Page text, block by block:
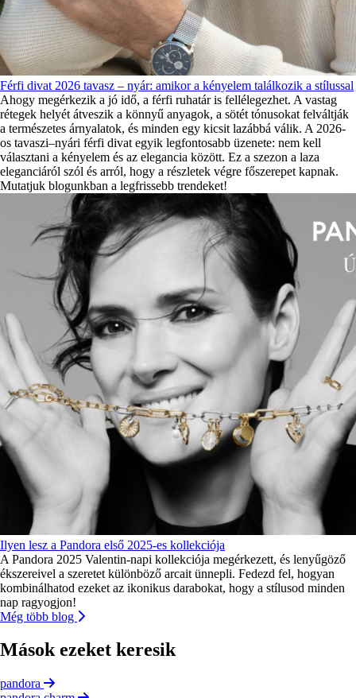
Férfi divat 2026 tavasz – nyár: amikor a kényelem találkozik a stílussal
Ahogy megérkezik a jó idő, a férfi ruhatár is fellélegezhet. A vastag
rétegek helyét átveszik a könnyű anyagok, a sötét tónusokat felváltják
a természetes árnyalatok, és minden egy kicsit lazábbá válik. A 2026-
os tavaszi–nyári férfi divat egyik legfontosabb üzenete: nem kell
választani a kényelem és az elegancia között. Ez a szezon a laza
eleganciáról szól és arról, hogy a részletek végre főszerepet kapnak.
Mutatjuk blogunkban a legfrissebb trendeket!
Ilyen lesz a Pandora első 2025-es kollekciója
A Pandora 2025 Valentin-napi kollekciója megérkezett, és lenyűgöző
ékszereivel a szeretet különböző arcait ünnepli. Fedezd fel, hogyan
kombinálhatod ezeket az ikonikus darabokat, hogy a stílusod minden
nap ragyogjon!
Még több blog
Mások ezeket keresik
pandora